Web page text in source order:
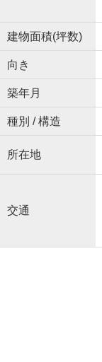
建物面積(坪数)
向き
築年月
種別 / 構造
所在地
交通